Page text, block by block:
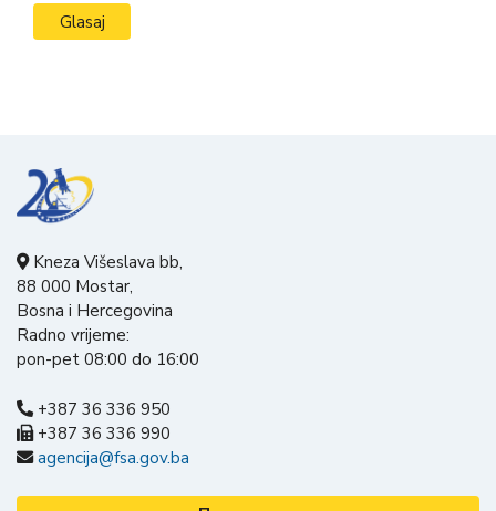
Kneza Višeslava bb,
88 000 Mostar,
Bosna i Hercegovina
Radno vrijeme:
pon-pet 08:00 do 16:00
+387 36 336 950
+387 36 336 990
agencija@fsa.gov.ba